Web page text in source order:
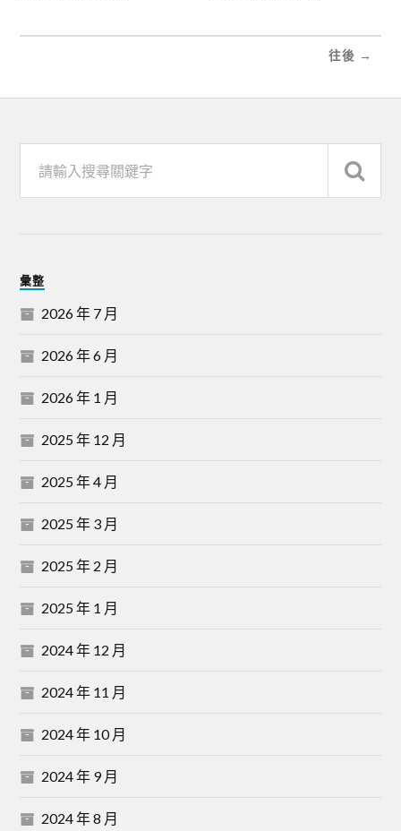
往後 →
彙整
2026 年 7 月
2026 年 6 月
2026 年 1 月
2025 年 12 月
2025 年 4 月
2025 年 3 月
2025 年 2 月
2025 年 1 月
2024 年 12 月
2024 年 11 月
2024 年 10 月
2024 年 9 月
2024 年 8 月